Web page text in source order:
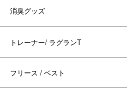
消臭グッズ
トレーナー/ ラグランT
フリース / ベスト